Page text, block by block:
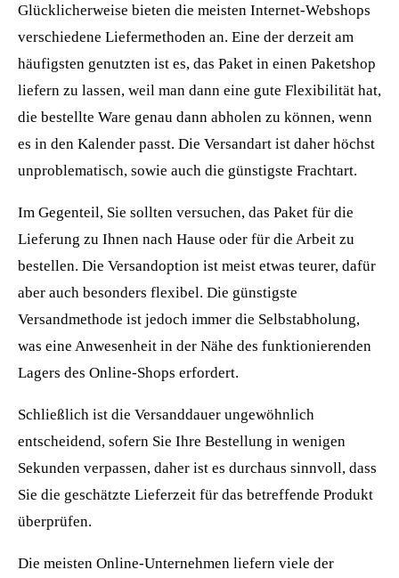
Glücklicherweise bieten die meisten Internet-Webshops
verschiedene Liefermethoden an. Eine der derzeit am
häufigsten genutzten ist es, das Paket in einen Paketshop
liefern zu lassen, weil man dann eine gute Flexibilität hat,
die bestellte Ware genau dann abholen zu können, wenn
es in den Kalender passt. Die Versandart ist daher höchst
unproblematisch, sowie auch die günstigste Frachtart.
Im Gegenteil, Sie sollten versuchen, das Paket für die
Lieferung zu Ihnen nach Hause oder für die Arbeit zu
bestellen. Die Versandoption ist meist etwas teurer, dafür
aber auch besonders flexibel. Die günstigste
Versandmethode ist jedoch immer die Selbstabholung,
was eine Anwesenheit in der Nähe des funktionierenden
Lagers des Online-Shops erfordert.
Schließlich ist die Versanddauer ungewöhnlich
entscheidend, sofern Sie Ihre Bestellung in wenigen
Sekunden verpassen, daher ist es durchaus sinnvoll, dass
Sie die geschätzte Lieferzeit für das betreffende Produkt
überprüfen.
Die meisten Online-Unternehmen liefern viele der